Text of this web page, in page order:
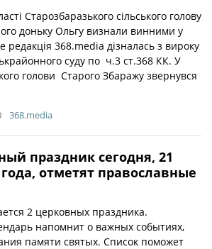
Старозбаразького сільського голову
доньку Ольгу визнали винними у
редакція 368.media дізналась з вироку
суду по ч.3 ст.368 КК. У
голови Старого Збаражу звернувся
368.media
праздник сегодня, 21
года, отметят православные
2 церковных праздника.
напомнит о важных событиях,
памяти святых. Список поможет